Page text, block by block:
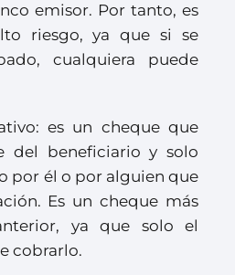
emisor. Por tanto, es
riesgo, ya que si se
cualquiera puede
es un cheque que
del beneficiario y solo
por él o por alguien que
Es un cheque más
ya que solo el
cobrarlo.